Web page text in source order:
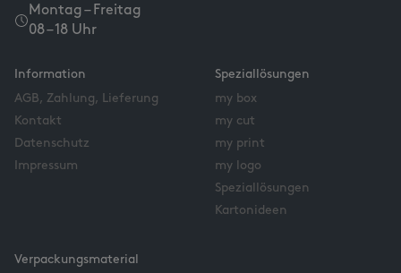
Montag – Freitag
08 – 18 Uhr
Information
AGB, Zahlung, Lieferung
Kontakt
Datenschutz
Impressum
Speziallösungen
my box
my cut
my print
my logo
Speziallösungen
Kartonideen
Verpackungsmaterial